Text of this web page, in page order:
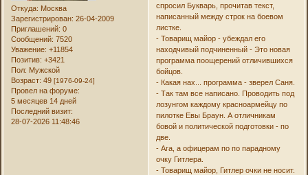
Откуда: Москва
Зарегистрирован: 26-04-2009
Приглашений: 0
Сообщений: 7520
Уважение: +11854
Позитив: +3421
Пол: Мужской
Возраст: 49[1976-09-24]
Провел на форуме:
5 месяцев 14 дней
Последний визит:
28-07-2026 11:48:46
спросил Букварь, прочитав текст,
написанный между строк на боевом
листке.
- Товарищ майор - убеждал его
находчивый подчиненный - Это новая
программа поощерений отличившихся
бойцов.
- Какая нах... программа - зверел Саня.
- Так там все написано. Проводить под
лозунгом каждому красноармейцу по
пилотке Евы Браун. А отличникам
бовой и политической подготовки - по
две.
- Ага, а офицерам по по парадному
очку Гитлера.
- Товарищ майор, Гитлер очки не носит.